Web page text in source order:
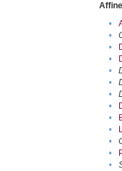
•
•
•
•
•
•
•
•
•
•
•
•
•